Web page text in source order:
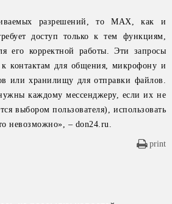
разрешений, то MАХ, как и
доступ только к тем функциям,
его корректной работы. Эти запросы
к контактам для общения, микрофону и
или хранилищу для отправки файлов.
каждому мессенджеру, если их не
выбором пользователя), использовать
невозможно», – don24.ru.
print